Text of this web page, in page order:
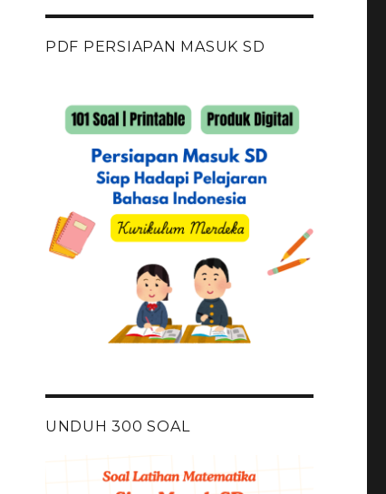
PDF PERSIAPAN MASUK SD
UNDUH 300 SOAL